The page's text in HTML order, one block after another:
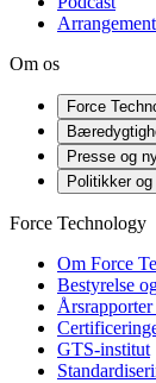
Om os
Force
Presse og
Politikker
Force Technology
Om Force
Bestyrelse
GTS-institut